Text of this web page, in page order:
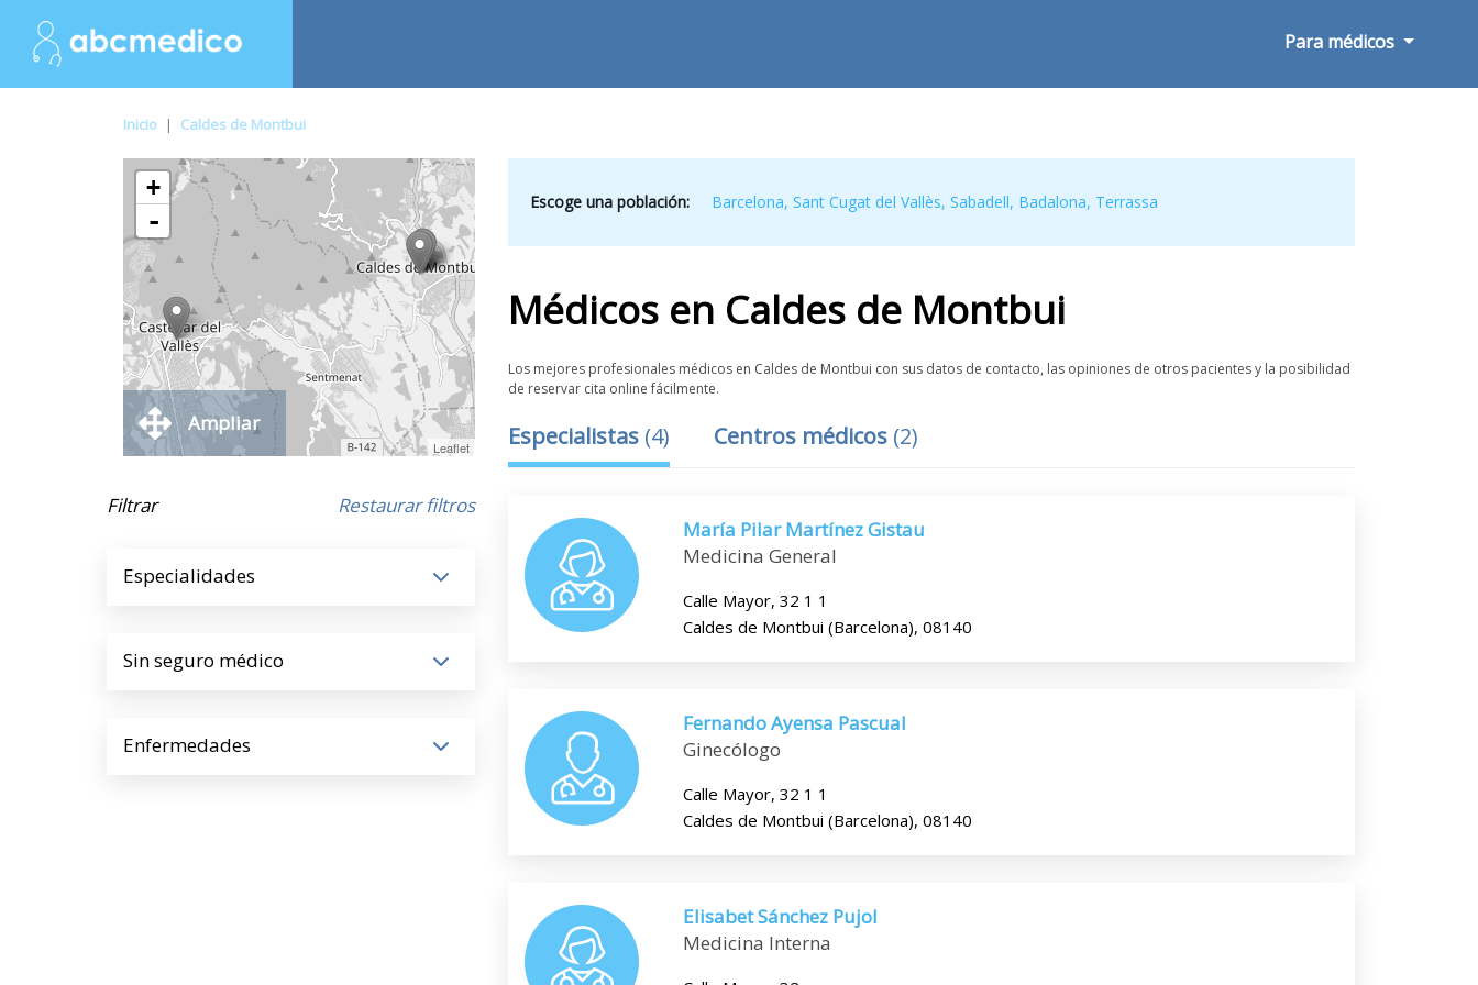
Para médicos
Inicio | Caldes de Montbui
+
-
Leaflet
Ampliar
Filtrar Restaurar filtros
Especialidades
Sin seguro médico
Enfermedades
Escoge una población: Barcelona,Sant Cugat del Vallès,Sabadell, Badalona, Terrassa
Médicos en Caldes de Montbui
Los mejores profesionales médicos en Caldes de Montbui con sus datos de contacto, las opiniones de otros pacientes y la posibilidad
de reservar cita online fácilmente.
Especialistas (4) Centros médicos (2)
María Pilar Martínez Gistau
Medicina General
Calle Mayor, 32 1 1
Caldes de Montbui (Barcelona), 08140
Fernando Ayensa Pascual
Ginecólogo
Calle Mayor, 32 1 1
Caldes de Montbui (Barcelona), 08140
Elisabet Sánchez Pujol
Medicina Interna